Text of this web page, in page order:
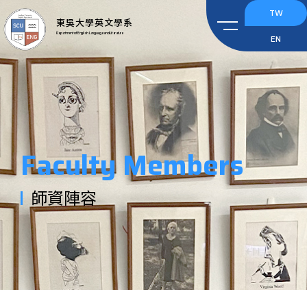
東吳大學英文學系
Department of English Language and Literature
TW
EN
Faculty Members
師資陣容